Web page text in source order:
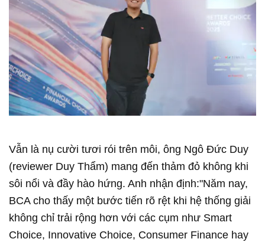
Vẫn là nụ cười tươi rói trên môi, ông Ngô Đức Duy
(reviewer Duy Thẩm) mang đến thảm đỏ không khi
sôi nổi và đầy hào hứng. Anh nhận định:"Năm nay,
BCA cho thấy một bước tiến rõ rệt khi hệ thống giải
không chỉ trải rộng hơn với các cụm như Smart
Choice, Innovative Choice, Consumer Finance hay